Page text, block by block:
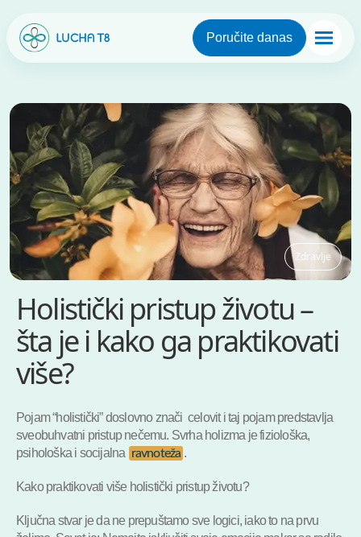
Poručite danas
Zdravlje
Holistički pristup životu –
šta je i kako ga praktikovati
više?
Pojam “holistički” doslovno znači celovit i taj pojam predstavlja
sveobuhvatni pristup nečemu. Svrha holizma je fiziološka,
psihološka i socijalna ravnoteža .
Kako praktikovati više holistički pristup životu?
Ključna stvar je da ne prepuštamo sve logici, iako to na prvu